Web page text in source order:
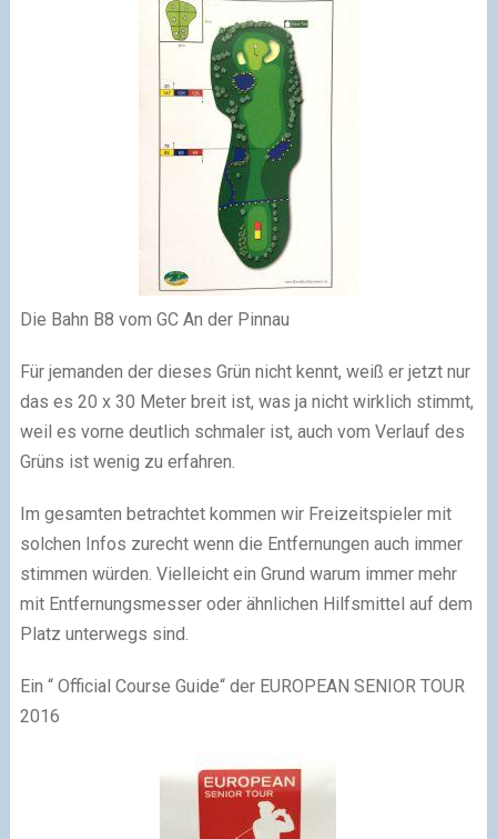
Die Bahn B8 vom GC An der Pinnau
Für jemanden der dieses Grün nicht kennt, weiß er jetzt nur
das es 20 x 30 Meter breit ist, was ja nicht wirklich stimmt,
weil es vorne deutlich schmaler ist, auch vom Verlauf des
Grüns ist wenig zu erfahren.
Im gesamten betrachtet kommen wir Freizeitspieler mit
solchen Infos zurecht wenn die Entfernungen auch immer
stimmen würden. Vielleicht ein Grund warum immer mehr
mit Entfernungsmesser oder ähnlichen Hilfsmittel auf dem
Platz unterwegs sind.
Ein “ Official Course Guide“ der EUROPEAN SENIOR TOUR
2016